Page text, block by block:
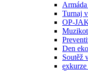
Turnaj
OP-
Den
Soutěž